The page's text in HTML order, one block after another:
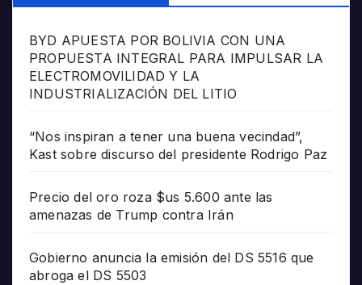
BYD APUESTA POR BOLIVIA CON UNA
PROPUESTA INTEGRAL PARA IMPULSAR LA
ELECTROMOVILIDAD Y LA
INDUSTRIALIZACIÓN DEL LITIO
“Nos inspiran a tener una buena vecindad”,
Kast sobre discurso del presidente Rodrigo Paz
Precio del oro roza $us 5.600 ante las
amenazas de Trump contra Irán
Gobierno anuncia la emisión del DS 5516 que
abroga el DS 5503